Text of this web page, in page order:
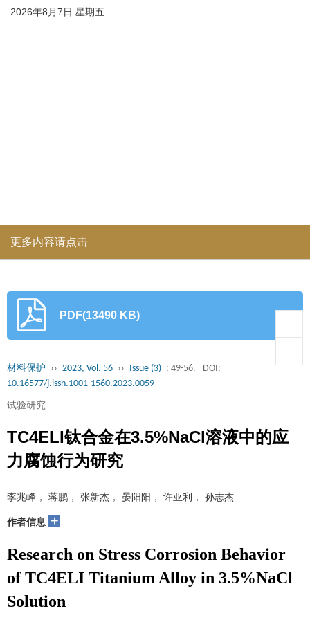
2026年8月7日 星期五
更多内容请点击
PDF(13490 KB)
材料保护 ›› 2023, Vol. 56 ›› Issue (3) : 49-56.
DOI:
10.16577/j.issn.1001-1560.2023.0059
试验研究
TC4ELI钛合金在3.5%NaCl溶液中的应
力腐蚀行为研究
李兆峰， 蒋鹏， 张新杰， 晏阳阳， 许亚利， 孙志杰
作者信息 +
Research on Stress Corrosion Behavior
of TC4ELI Titanium Alloy in 3.5%NaCl
Solution